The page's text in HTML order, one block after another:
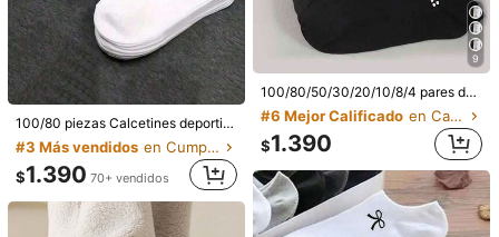
-1% 10 pares de calcetines tipo barco de mujer de colores, finos, de verano, casuales, de moda, transpirables, de corte bajo, antideslizantes, invisibles y cortos (color aleatorio)
$1.471 5
Ahorro de $382
100/80 piezas Calcetines deportivos de corte bajo minimalistas y antibacterianos, con patrón de leche. Disponibles en negro, gris y blanco. Uso diario, 60/50/40/30/20/18/10/8/6/4/2 piezas por set
#3 Más vendidos
en Cumpleaños Calcetines invisibles para mujer
$1.390 70+ vendidos
9
100/80/50/30/20/10/8/4 pares de calcetines de punto casuales, transpirables, antibacterianos y que absorben la humedad, calcetines invisibles unisex, de unicolor, adecuados para yoga/deportes
#6 Mejor Calificado
en Calcetines invisibles para mujer
$1.390